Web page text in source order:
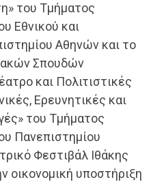
του Τμήματος
Εθνικού και
Αθηνών και το
Σπουδών
και Πολιτιστικές
Ερευνητικές και
του Τμήματος
Πανεπιστημίου
Φεστιβάλ Ιθάκης
οικονομική υποστήριξη